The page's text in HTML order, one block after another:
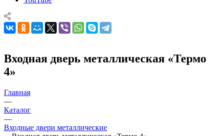
Входная дверь металлическая «Термо
4»
Главная
—
Каталог
—
Входные двери металлические